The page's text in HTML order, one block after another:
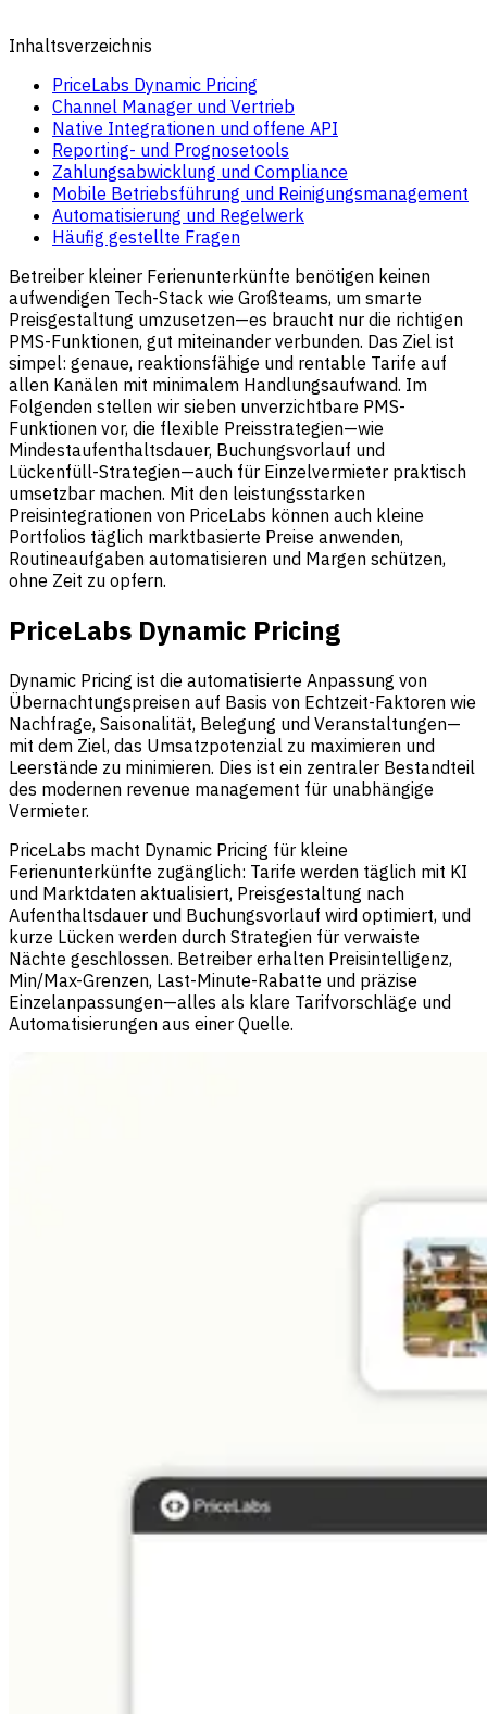
Inhaltsverzeichnis
PriceLabs Dynamic Pricing
Channel Manager und Vertrieb
Native Integrationen und offene API
Reporting- und Prognosetools
Zahlungsabwicklung und Compliance
Mobile Betriebsführung und Reinigungsmanagement
Automatisierung und Regelwerk
Häufig gestellte Fragen
Betreiber kleiner Ferienunterkünfte benötigen keinen
aufwendigen Tech-Stack wie Großteams, um smarte
Preisgestaltung umzusetzen—es braucht nur die richtigen
PMS-Funktionen, gut miteinander verbunden. Das Ziel ist
simpel: genaue, reaktionsfähige und rentable Tarife auf
allen Kanälen mit minimalem Handlungsaufwand. Im
Folgenden stellen wir sieben unverzichtbare PMS-
Funktionen vor, die flexible Preisstrategien—wie
Mindestaufenthaltsdauer, Buchungsvorlauf und
Lückenfüll-Strategien—auch für Einzelvermieter praktisch
umsetzbar machen. Mit den leistungsstarken
Preisintegrationen von PriceLabs können auch kleine
Portfolios täglich marktbasierte Preise anwenden,
Routineaufgaben automatisieren und Margen schützen,
ohne Zeit zu opfern.
PriceLabs Dynamic Pricing
Dynamic Pricing ist die automatisierte Anpassung von
Übernachtungspreisen auf Basis von Echtzeit-Faktoren wie
Nachfrage, Saisonalität, Belegung und Veranstaltungen—
mit dem Ziel, das Umsatzpotenzial zu maximieren und
Leerstände zu minimieren. Dies ist ein zentraler Bestandteil
des modernen revenue management für unabhängige
Vermieter.
PriceLabs macht Dynamic Pricing für kleine
Ferienunterkünfte zugänglich: Tarife werden täglich mit KI
und Marktdaten aktualisiert, Preisgestaltung nach
Aufenthaltsdauer und Buchungsvorlauf wird optimiert, und
kurze Lücken werden durch Strategien für verwaiste
Nächte geschlossen. Betreiber erhalten Preisintelligenz,
Min/Max-Grenzen, Last-Minute-Rabatte und präzise
Einzelanpassungen—alles als klare Tarifvorschläge und
Automatisierungen aus einer Quelle.